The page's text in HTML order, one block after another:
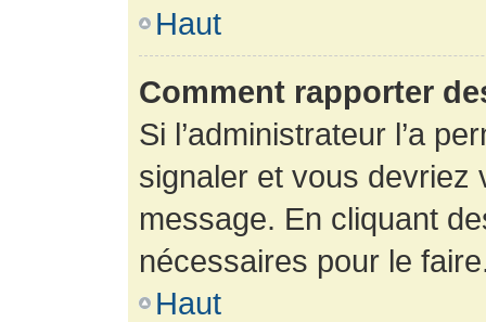
Haut
Comment rapporter
Si l’administrateur l’a
signaler et vous devriez
message. En cliquant
nécessaires pour le
Haut